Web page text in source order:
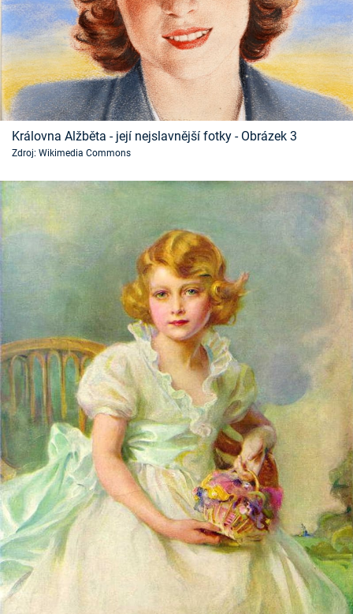
Královna Alžběta - její nejslavnější fotky - Obrázek 3
Zdroj: Wikimedia Commons